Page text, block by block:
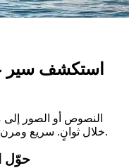
صورة ماكرو عالية
الدقيقة الشبيهة
يخلق الضوء الطبيعي
بوكيه خضراء حالمة.
لاستكشاف عالم
الخافتة منه مثاليًا